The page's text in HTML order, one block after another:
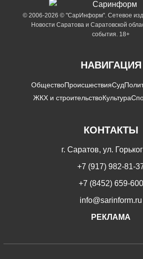
© 2006-2026 © "СарИнформ". Сетевое
Новости Саратова и Саратовской
события. 18+
НАВИГАЦИЯ
ОбществоПроисшествияСуд
ЖКХ и строительствоКультура
КОНТАКТЫ
г. Саратов, ул.
+7 (917) 982-81-
+7 (8452) 659-600
info@sarinform.ru
РЕКЛАМА